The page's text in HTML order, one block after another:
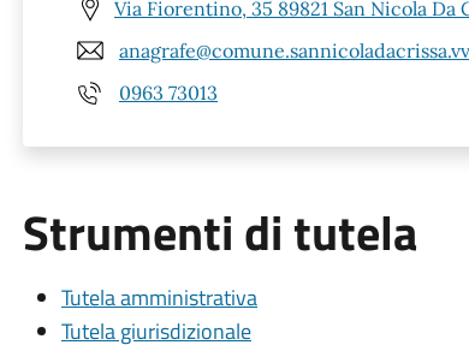
Via Fiorentino, 35 89821 San Nicola Da
0963 73013
Strumenti di tutela
Tutela amministrativa
Tutela giurisdizionale